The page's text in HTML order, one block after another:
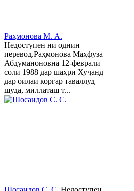
Раҳмонова М. А.
Недоступен ни однин
перевод.Раҳмонова Маҳфуза
Абдуманоновна 12-феврали
соли 1988 дар шаҳри Хуҷанд
дар оилаи коргар таваллуд
шуда, миллаташ т...